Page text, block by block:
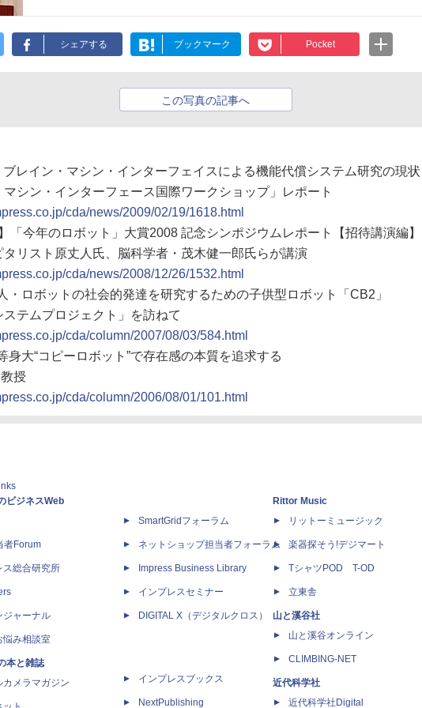
シェアする ブックマーク Pocket
この写真の記事へ
ブレイン・マシン・インターフェイスによる機能代償システム研究の現状
マシン・インターフェース国際ワークショップ」レポート
cda/news/2009/02/19/1618.html
「今年のロボット」大賞2008 記念シンポジウムレポート【招待講演編】
タリスト原丈人氏、脳科学者・茂木健一郎氏らが講演
cda/news/2008/12/26/1532.html
・ロボットの社会的発達を研究するための子供型ロボット「CB2」
ステムプロジェクト」を訪ねて
cda/column/2007/08/03/584.html
身大“コピーロボット”で存在感の本質を追求する
授
cda/column/2006/08/01/101.html
ビジネスWeb
者Forum
ス総合研究所
ジャーナル
悩み相談室
本と雑誌
カメラマガジン
SmartGridフォーラム
ネットショップ担当者フォーラム
Impress Business Library
インプレスセミナー
DIGITAL X（デジタルクロス）
インプレスブックス
NextPublishing
Rittor Music
リットーミュージック
楽器探そう!デジマート
TシャツPOD T-OD
立東舎
山と溪谷社
山と溪谷オンライン
CLIMBING-NET
近代科学社
近代科学社Digital